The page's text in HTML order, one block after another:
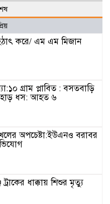
করে/ এম এম মিজান
গ্রাম প্লাবিত : বসতবাড়ি
ধস: আহত ৬
অপচেষ্টা:ইউএনও বরাবর
ট্রাকের ধাক্কায় শিশুর মৃত্যু